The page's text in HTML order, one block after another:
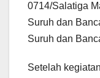
0714/Salatiga
Suruh dan
Suruh dan
Setelah